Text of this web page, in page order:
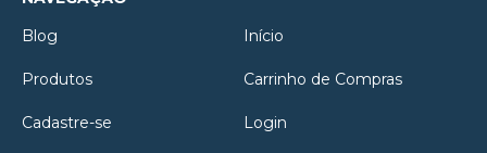
Blog
Início
Produtos Carrinho de Compras
Cadastre-se Login